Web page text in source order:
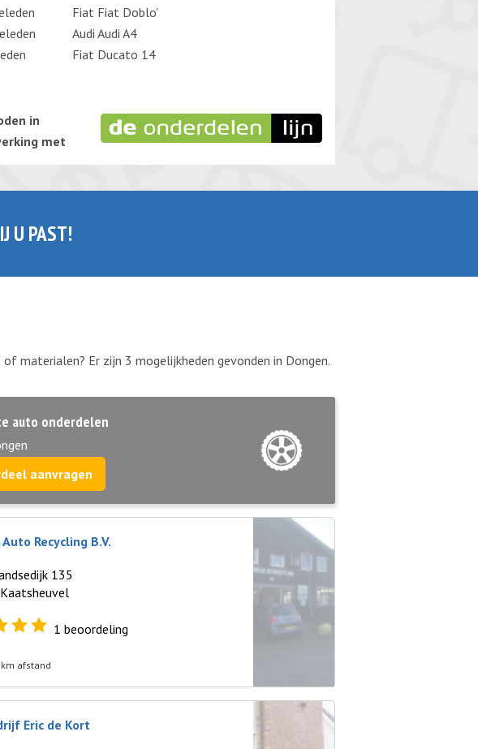
Fiat Fiat Doblo'
Audi Audi A4
Fiat Ducato 14
in
met
U PAST!
materialen? Er zijn 3 mogelijkheden gevonden in Dongen.
auto onderdelen
aanvragen
Recycling B.V.
135
1 beoordeling
km afstand
Eric de Kort